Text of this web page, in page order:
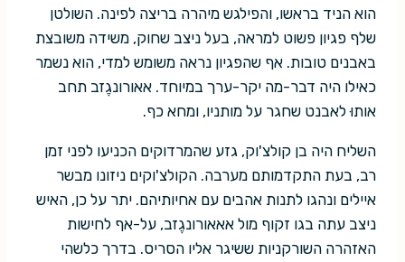
הוא הניד בראשו, והפילגש מיהרה בריצה לפינה. השולטן
שלף פגיון פשוט למראה, בעל ניצב שחוק, משידה משובצת
באבנים טובות. אף שהפגיון נראה משומש למדי, הוא נשמר
כאילו היה דבר-מה יקר-ערך במיוחד. אאורונגֶזב תחב
אותוּ לאבנט שחגר על מותניו, ומחא כף.
השליח היה בן קולצ'וק, גזע שהמרדוקים הכניעו לפני זמן
רב, בעת התקדמותם מערבה. הקולצ'וקים ניזונו מבשר
איילים ונהגו לתנות אהבים עם אחיותיהם. יתר על כן, האיש
ניצב עתה בגו זקוף מול אאאורונגֶזב, על-אף לחישות
האזהרה השורקניות ששיגר אליו הסריס. בדרך כלשהי